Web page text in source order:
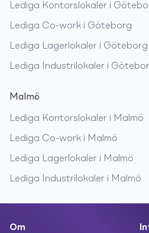
Lediga Kontorslokaler i
Lediga Co-work i Göteborg
Lediga Lagerlokaler i Göteborg
Lediga Industrilokaler i
Malmö
Lediga Kontorslokaler i Malmö
Lediga Co-work i Malmö
Lediga Lagerlokaler i Malmö
Lediga Industrilokaler i Malmö
Om